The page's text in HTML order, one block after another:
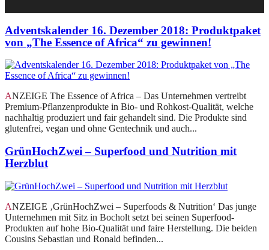
Adventskalender 16. Dezember 2018: Produktpaket
von „The Essence of Africa“ zu gewinnen!
ANZEIGE The Essence of Africa – Das Unternehmen vertreibt
Premium-Pflanzenprodukte in Bio- und Rohkost-Qualität, welche
nachhaltig produziert und fair gehandelt sind. Die Produkte sind
glutenfrei, vegan und ohne Gentechnik und auch...
GrünHochZwei – Superfood und Nutrition mit
Herzblut
ANZEIGE ‚GrünHochZwei – Superfoods & Nutrition‘ Das junge
Unternehmen mit Sitz in Bocholt setzt bei seinen Superfood-
Produkten auf hohe Bio-Qualität und faire Herstellung. Die beiden
Cousins Sebastian und Ronald befinden...